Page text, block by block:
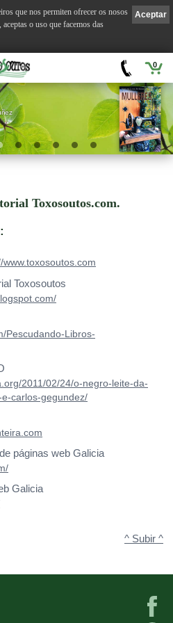
0
Toxosoutos.com.
www.toxosoutos.com
Toxosoutos
Pescudando-Libros-
2011/02/24/o-negro-leite-da-
carlos-gegundez/
páginas web Galicia
Galicia
^ Subir ^
Aceptar
que nos permiten ofrecer os nosos
o uso que facemos das